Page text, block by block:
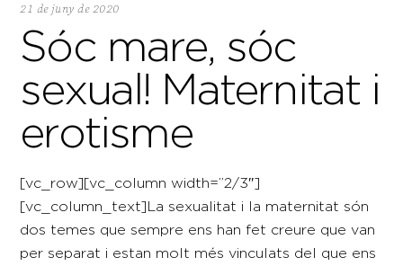
21 de juny de 2020
Sóc mare, sóc
sexual! Maternitat i
erotisme
[vc_row][vc_column width=”2/3″]
[vc_column_text]La sexualitat i la maternitat són
dos temes que sempre ens han fet creure que van
per separat i estan molt més vinculats del que ens